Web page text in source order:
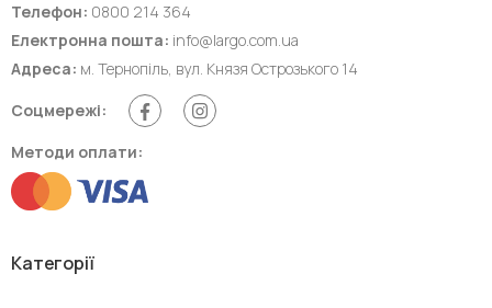
Телефон: 0800 214 364
Електронна пошта: info@largo.com.ua
Адреса: м. Тернопіль, вул. Князя Острозького 14
Соцмережі:
Методи оплати:
Категорії